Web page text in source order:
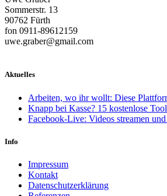
Sommerstr. 13
90762 Fürth
fon 0911-89612159
uwe.graber@gmail.com
Aktuelles
Arbeiten, wo ihr wollt: Diese
Knapp bei Kasse? 15 kostenlose
Facebook-Live: Videos streamen und
Info
Impressum
Kontakt
Datenschutzerklärung